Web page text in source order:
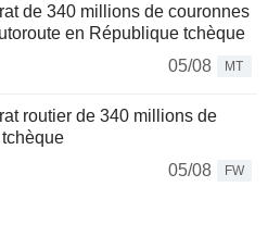
de 340 millions de couronnes
en République tchèque
05/08
MT
routier de 340 millions de
05/08
FW